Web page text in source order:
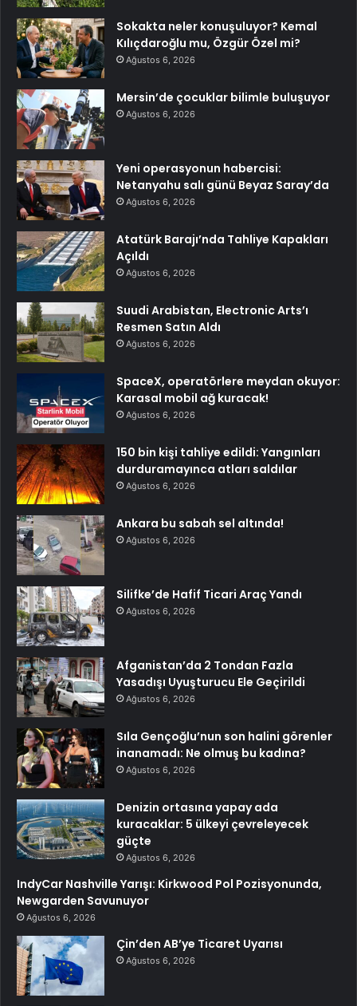
Sokakta neler konuşuluyor? Kemal
Kılıçdaroğlu mu, Özgür Özel mi?
Ağustos 6, 2026
Mersin’de çocuklar bilimle buluşuyor
Ağustos 6, 2026
Yeni operasyonun habercisi:
Netanyahu salı günü Beyaz Saray’da
Ağustos 6, 2026
Atatürk Barajı’nda Tahliye Kapakları
Açıldı
Ağustos 6, 2026
Suudi Arabistan, Electronic Arts’ı
Resmen Satın Aldı
Ağustos 6, 2026
SpaceX, operatörlere meydan okuyor:
Karasal mobil ağ kuracak!
Ağustos 6, 2026
150 bin kişi tahliye edildi: Yangınları
durduramayınca atları saldılar
Ağustos 6, 2026
Ankara bu sabah sel altında!
Ağustos 6, 2026
Silifke’de Hafif Ticari Araç Yandı
Ağustos 6, 2026
Afganistan’da 2 Tondan Fazla
Yasadışı Uyuşturucu Ele Geçirildi
Ağustos 6, 2026
Sıla Gençoğlu’nun son halini görenler
inanamadı: Ne olmuş bu kadına?
Ağustos 6, 2026
Denizin ortasına yapay ada
kuracaklar: 5 ülkeyi çevreleyecek
güçte
Ağustos 6, 2026
IndyCar Nashville Yarışı: Kirkwood Pol Pozisyonunda,
Newgarden Savunuyor
Ağustos 6, 2026
Çin’den AB’ye Ticaret Uyarısı
Ağustos 6, 2026